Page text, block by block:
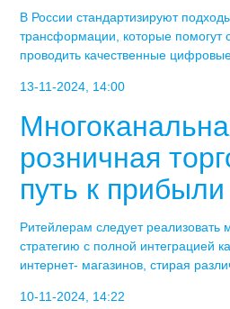
В России стандартизируют
трансформации, которые помогут
проводить качественные
13-11-2024, 14:00
розничная
путь к прибыли
Ритейлерам следует реализовать
стратегию с полной интеграцией
интернет- магазинов, стирая
10-11-2024, 14:22